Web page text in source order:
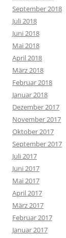
September 2018
Juli 2018
Juni 2018
Mai 2018
April 2018
März 2018
Februar 2018
Januar 2018
Dezember 2017
November 2017
Oktober 2017
September 2017
Juli 2017
Juni 2017
Mai 2017
April 2017
März 2017
Februar 2017
Januar 2017